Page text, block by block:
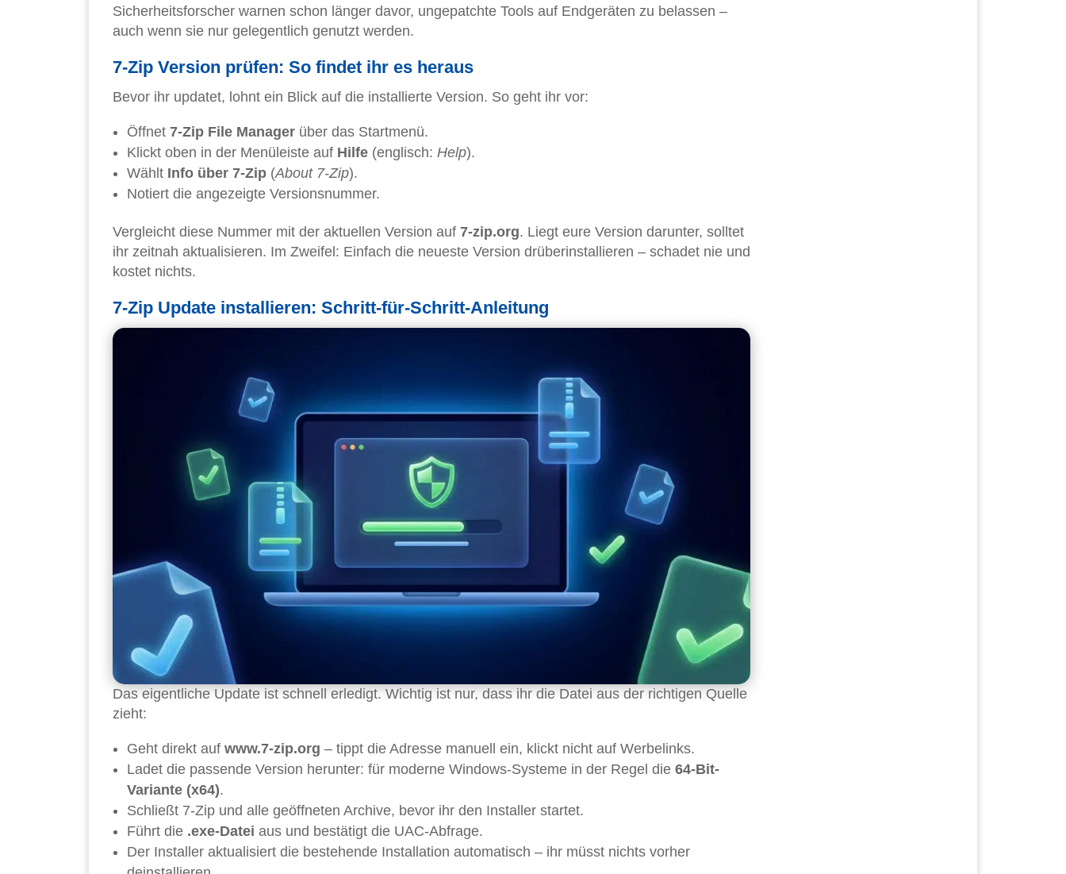
Sicherheitsforscher warnen schon länger davor, ungepatchte Tools auf Endgeräten zu belassen –
auch wenn sie nur gelegentlich genutzt werden.
7-Zip Version prüfen: So findet ihr es heraus
Bevor ihr updatet, lohnt ein Blick auf die installierte Version. So geht ihr vor:
Öffnet 7-Zip File Manager über das Startmenü.
Klickt oben in der Menüleiste auf Hilfe (englisch: Help).
Wählt Info über 7-Zip (About 7-Zip).
Notiert die angezeigte Versionsnummer.
Vergleicht diese Nummer mit der aktuellen Version auf 7-zip.org. Liegt eure Version darunter, solltet
ihr zeitnah aktualisieren. Im Zweifel: Einfach die neueste Version drüberinstallieren – schadet nie und
kostet nichts.
7-Zip Update installieren: Schritt-für-Schritt-Anleitung
Das eigentliche Update ist schnell erledigt. Wichtig ist nur, dass ihr die Datei aus der richtigen Quelle
zieht:
Geht direkt auf www.7-zip.org – tippt die Adresse manuell ein, klickt nicht auf Werbelinks.
Ladet die passende Version herunter: für moderne Windows-Systeme in der Regel die 64-Bit-
Variante (x64).
Schließt 7-Zip und alle geöffneten Archive, bevor ihr den Installer startet.
Führt die .exe-Datei aus und bestätigt die UAC-Abfrage.
Der Installer aktualisiert die bestehende Installation automatisch – ihr müsst nichts vorher